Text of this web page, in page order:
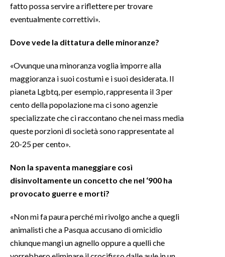
fatto possa servire a riflettere per trovare
eventualmente correttivi».
Dove vede la dittatura delle minoranze?
«Ovunque una minoranza voglia imporre alla
maggioranza i suoi costumi e i suoi desiderata. Il
pianeta Lgbtq, per esempio, rappresenta il 3 per
cento della popolazione ma ci sono agenzie
specializzate che ci raccontano che nei mass media
queste porzioni di società sono rappresentate al
20-25 per cento».
Non la spaventa maneggiare così
disinvoltamente un concetto che nel ‘900 ha
provocato guerre e morti?
«Non mi fa paura perché mi rivolgo anche a quegli
animalisti che a Pasqua accusano di omicidio
chiunque mangi un agnello oppure a quelli che